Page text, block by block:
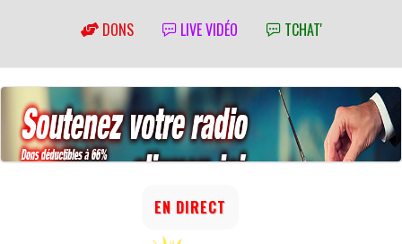
DONS LIVE VIDÉO TCHAT'
EN DIRECT